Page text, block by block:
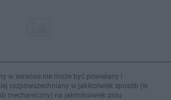
w serwisie nie może być powielany i
rozpowszechniany w jakikolwiek sposób (w
mechaniczny) na jakimkolwiek polu